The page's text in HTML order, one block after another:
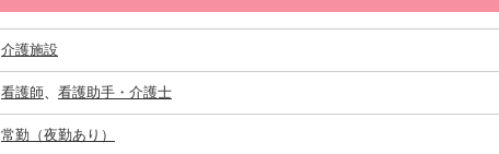
介護施設
看護師、 看護助手・介護士
常勤（夜勤あり）